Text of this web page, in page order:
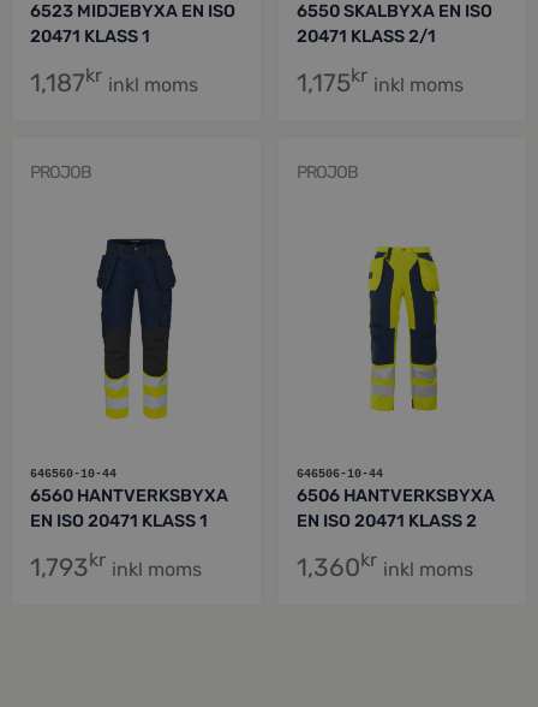
6523 MIDJEBYXA EN ISO
20471 KLASS 1
1,187kr inkl moms
6550 SKALBYXA EN ISO
20471 KLASS 2/1
1,175kr inkl moms
PROJOB
646560-10-44
6560 HANTVERKSBYXA
EN ISO 20471 KLASS 1
1,793kr inkl moms
PROJOB
646506-10-44
6506 HANTVERKSBYXA
EN ISO 20471 KLASS 2
1,360kr inkl moms